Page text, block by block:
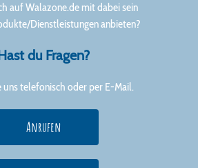
auf Walazone.de mit dabei sein
Dienstleistungen anbieten?
du Fragen?
uns telefonisch oder per E-Mail.
Anrufen